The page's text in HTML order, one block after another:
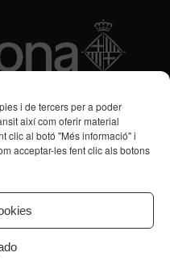
i de tercers per a poder
així com oferir material
clic al botó "Més informació" i
acceptar-les fent clic als botons
Familiar